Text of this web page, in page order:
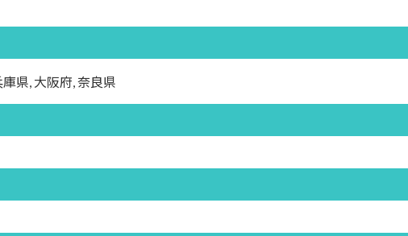
県, 大阪府, 奈良県